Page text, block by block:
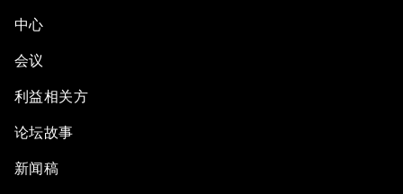
中心
会议
利益相关方
论坛故事
新闻稿